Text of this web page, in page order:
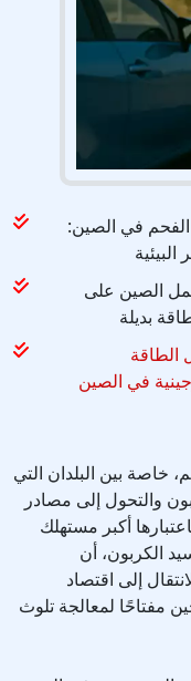
في الصين:
الصين على
بديلة
الطاقة
في الصين
خاصة بين البلدان التي
والتحول إلى مصادر
أكبر مستهلك
الكربون، أن
إلى اقتصاد
مفتاحًا لمعالجة تلوث